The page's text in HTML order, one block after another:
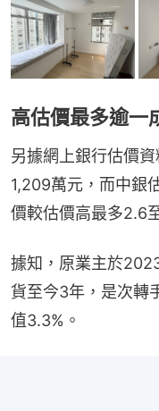
高估價最多逾一
另據網上銀行估價
1,209萬元，而中銀
價較估價高最多2.6
據知，原業主於
貨至今3年，是次轉
值3.3%。